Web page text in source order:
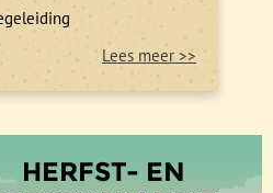
Lees meer >>
HERFST- EN